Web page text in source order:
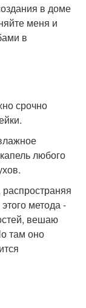
в доме
меня и
в
срочно
любого
распространяя
метода -
вешаю
там оно